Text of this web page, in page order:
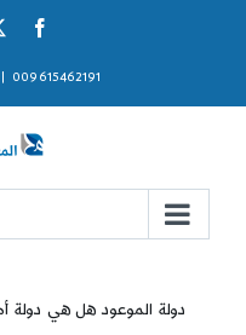
009615462191
دولة الموعود هل هي دولة